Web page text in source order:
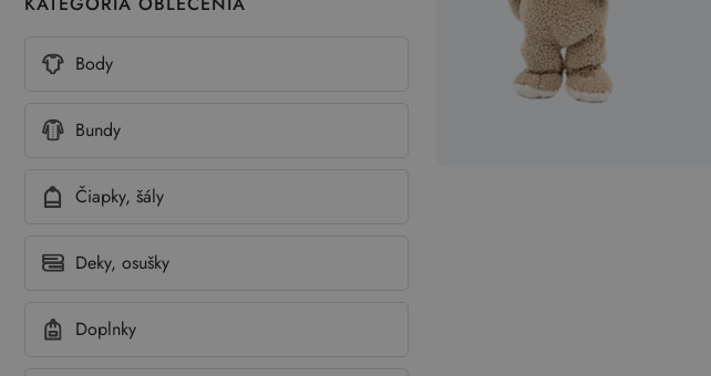
Body
Bundy
Čiapky, šály
Deky, osušky
Doplnky